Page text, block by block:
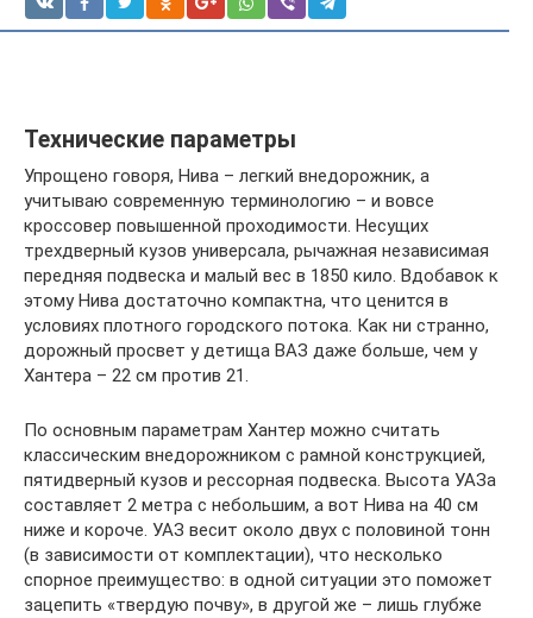
Технические параметры
Упрощено говоря, Нива – легкий внедорожник, а
учитываю современную терминологию – и вовсе
кроссовер повышенной проходимости. Несущих
трехдверный кузов универсала, рычажная независимая
передняя подвеска и малый вес в 1850 кило. Вдобавок к
этому Нива достаточно компактна, что ценится в
условиях плотного городского потока. Как ни странно,
дорожный просвет у детища ВАЗ даже больше, чем у
Хантера – 22 см против 21.
По основным параметрам Хантер можно считать
классическим внедорожником с рамной конструкцией,
пятидверный кузов и рессорная подвеска. Высота УАЗа
составляет 2 метра с небольшим, а вот Нива на 40 см
ниже и короче. УАЗ весит около двух с половиной тонн
(в зависимости от комплектации), что несколько
спорное преимущество: в одной ситуации это поможет
зацепить «твердую почву», в другой же – лишь глубже